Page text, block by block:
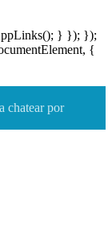
} }); });
{
chatear por